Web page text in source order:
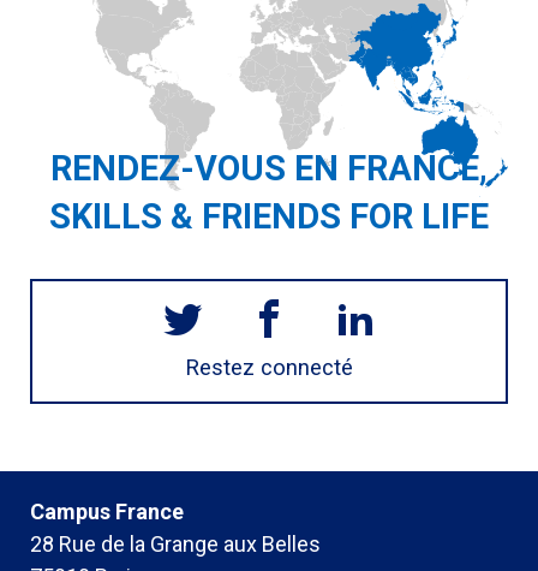
RENDEZ-VOUS EN FRANCE,
SKILLS & FRIENDS FOR LIFE
Restez connecté
Campus France
28 Rue de la Grange aux Belles